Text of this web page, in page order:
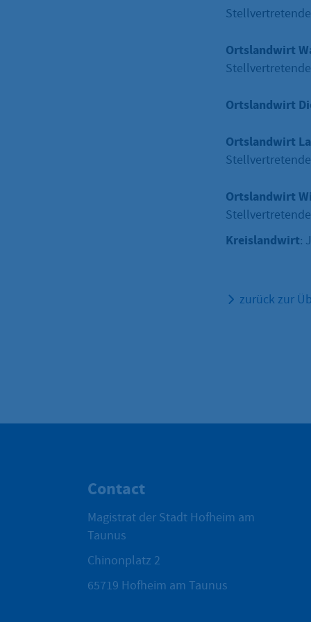
Ortslandwirt
Ortslandwirt
Ortslandwirt
Ortslandwirt
Kreislandwirt:
zurück zur
Contact
Magistrat der Stadt Hofheim am
Taunus
Chinonplatz 2
65719 Hofheim am Taunus